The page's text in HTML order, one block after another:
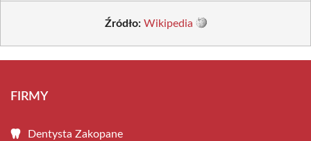
Źródło: Wikipedia
FIRMY
Dentysta Zakopane